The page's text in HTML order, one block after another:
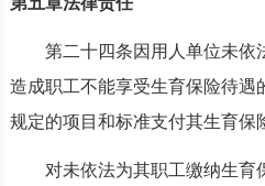
第二十四条因用人单位未依
造成职工不能享受生育保险待遇
规定的项目和标准支付其生育保
对未依法为其职工缴纳生育